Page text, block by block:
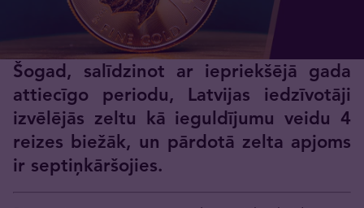
Šogad, salīdzinot ar iepriekšējā gada
attiecīgo periodu, Latvijas iedzīvotāji
izvēlējās zeltu kā ieguldījumu veidu 4
reizes biežāk, un pārdotā zelta apjoms
ir septiņkāršojies.